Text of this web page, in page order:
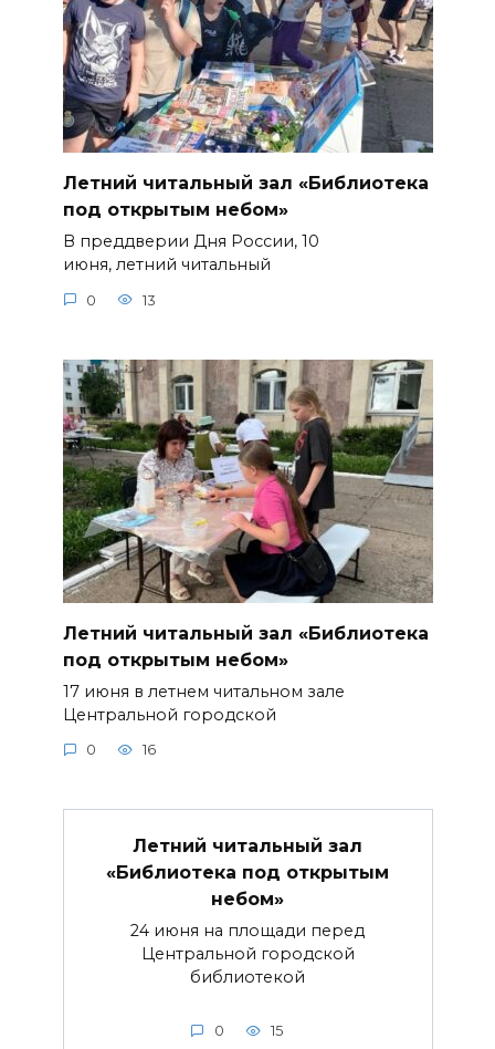
Летний читальный зал «Библиотека
под открытым небом»
В преддверии Дня России, 10
июня, летний читальный
0 13
Летний читальный зал «Библиотека
под открытым небом»
17 июня в летнем читальном зале
Центральной городской
0 16
Летний читальный зал
«Библиотека под открытым
небом»
24 июня на площади перед
Центральной городской
библиотекой
0 15